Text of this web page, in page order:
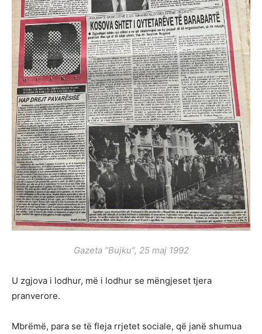
Gazeta ”Bujku”, 25 maj 1992
U zgjova i lodhur, më i lodhur se mëngjeset tjera
pranverore.
Mbrëmë, para se të fleja rrjetet sociale, që janë shumua